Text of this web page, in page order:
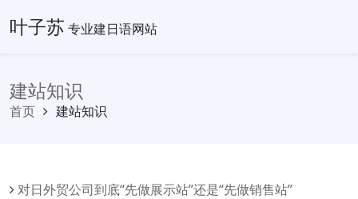
叶子苏 专业建日语网站
建站知识
首页 建站知识
对日外贸公司到底“先做展示站”还是“先做销售站”